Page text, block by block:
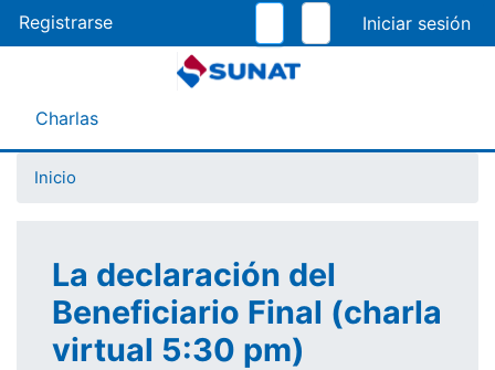
al
contenido
Registrarse
Menú Asistente
Charlas
Inicio
La declaración del
Beneficiario Final (charla
virtual 5:30 pm)